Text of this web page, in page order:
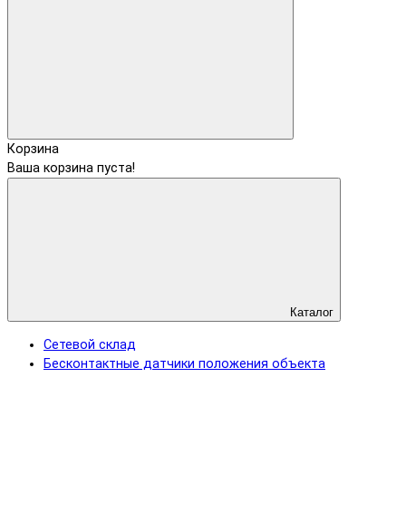
Корзина
Ваша корзина пуста!
Каталог
Сетевой склад
Бесконтактные датчики положения объекта